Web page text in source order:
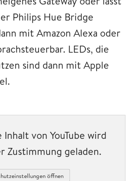
Philips Hue Bridge
mit Amazon Alexa oder
LEDs, die
sind dann mit Apple
von YouTube wird
Zustimmung geladen.
öffnen